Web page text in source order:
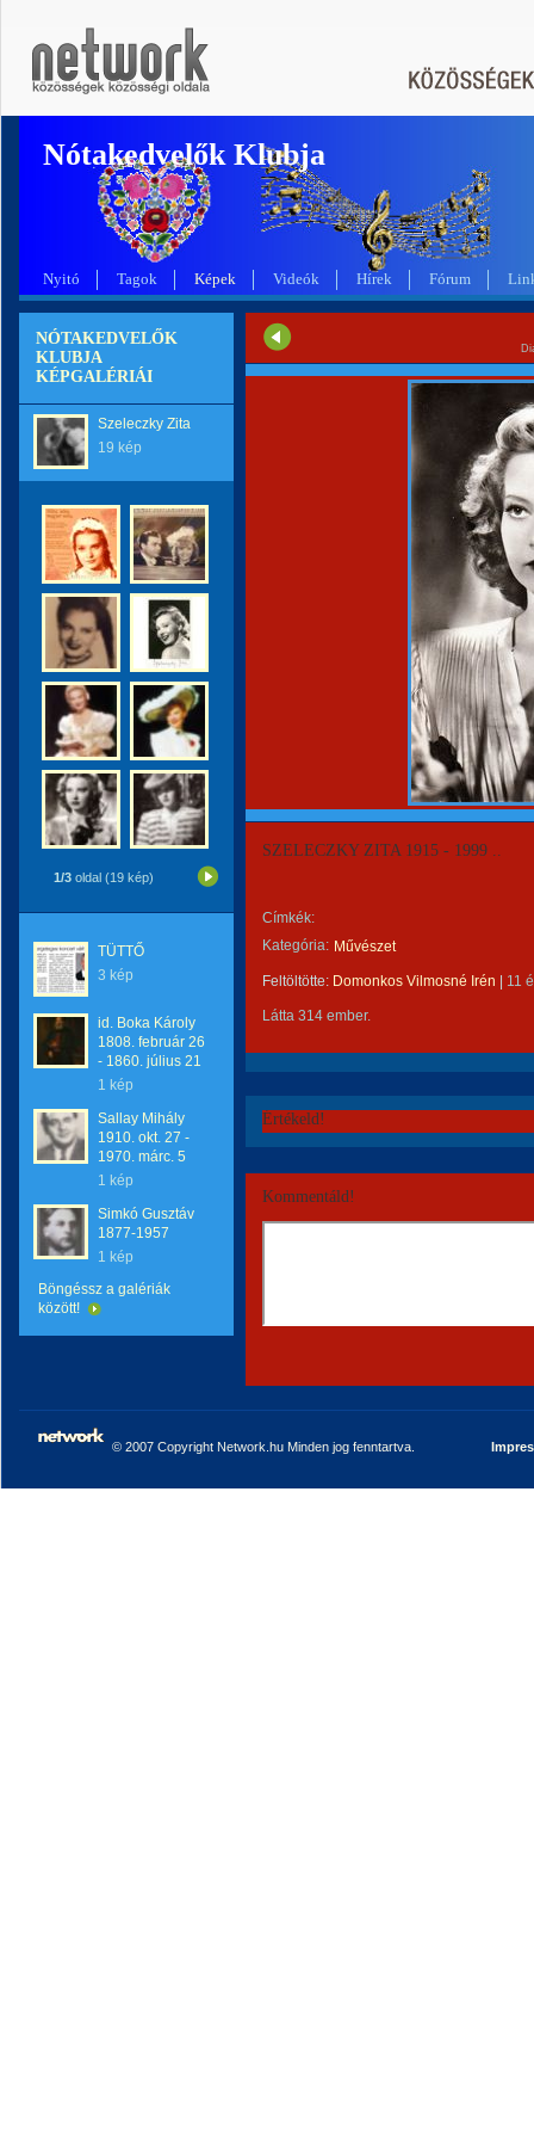
Nótakedvelők Klubja
Nyitó Tagok Képek Videók Hírek Fórum
NÓTAKEDVELŐK
KLUBJA
KÉPGALÉRIÁI
Szeleczky Zita
19 kép
1/3 oldal (19 kép)
TÜTTŐ
3 kép
id. Boka Károly
1808. február 26
- 1860. július 21
1 kép
Sallay Mihály
1910. okt. 27 -
1970. márc. 5
1 kép
Simkó Gusztáv
1877-1957
1 kép
Böngéssz a galériák
között!
SZELECZKY ZITA 1915 - 1999 ..
Címkék:
Kategória: Művészet
Feltöltötte: Domonkos Vilmosné Irén 11
Látta 314 ember.
Értékeld!
Kommentáld!
© 2007 Copyright Network.hu Minden jog fenntartva.